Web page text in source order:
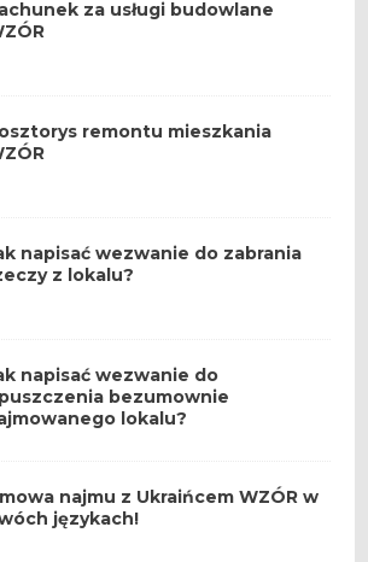
za usługi budowlane
remontu mieszkania
napisać wezwanie do zabrania
z lokalu?
napisać wezwanie do
bezumownie
lokalu?
najmu z Ukraińcem WZÓR w
językach!